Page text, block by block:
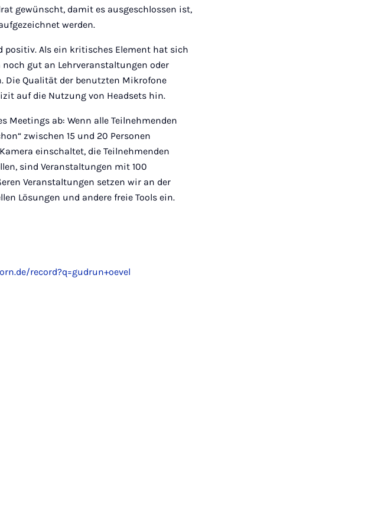
gewünscht, damit es ausgeschlossen ist,
werden.
positiv. Als ein kritisches Element hat sich
gut an Lehrveranstaltungen oder
Die Qualität der benutzten Mikrofone
auf die Nutzung von Headsets hin.
Meetings ab: Wenn alle Teilnehmenden
zwischen 15 und 20 Personen
einschaltet, die Teilnehmenden
sind Veranstaltungen mit 100
Veranstaltungen setzen wir an der
Lösungen und andere freie Tools ein.
record?q=gudrun+oevel